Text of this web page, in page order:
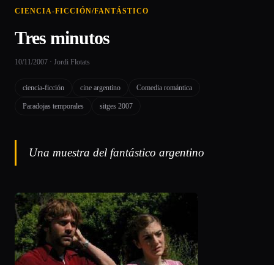
CIENCIA-FICCIÓN/FANTÁSTICO
Tres minutos
10/11/2007 · Jordi Flotats
ciencia-ficción cine argentino Comedia romántica
Paradojas temporales sitges 2007
Una muestra del fantástico argentino